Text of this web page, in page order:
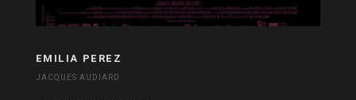
EMILIA PEREZ
JACQUES AUDIARD